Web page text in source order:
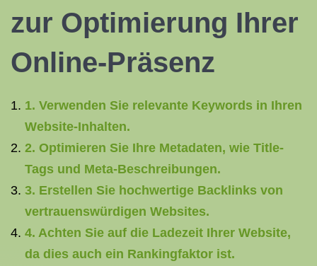
zur Optimierung Ihrer
Online-Präsenz
1. Verwenden Sie relevante Keywords in Ihren
Website-Inhalten.
2. Optimieren Sie Ihre Metadaten, wie Title-
Tags und Meta-Beschreibungen.
3. Erstellen Sie hochwertige Backlinks von
vertrauenswürdigen Websites.
4. Achten Sie auf die Ladezeit Ihrer Website,
da dies auch ein Rankingfaktor ist.